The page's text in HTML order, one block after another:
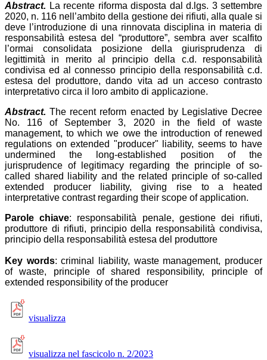
Abstract. La recente riforma disposta dal d.lgs. 3 settembre
2020, n. 116 nell’ambito della gestione dei rifiuti, alla quale si
deve l’introduzione di una rinnovata disciplina in materia di
responsabilità estesa del “produttore”, sembra aver scalfito
l’ormai consolidata posizione della giurisprudenza di
legittimità in merito al principio della c.d. responsabilità
condivisa ed al connesso principio della responsabilità c.d.
estesa del produttore, dando vita ad un acceso contrasto
interpretativo circa il loro ambito di applicazione.
Abstract. The recent reform enacted by Legislative Decree
No. 116 of September 3, 2020 in the field of waste
management, to which we owe the introduction of renewed
regulations on extended "producer" liability, seems to have
undermined the long-established position of the
jurisprudence of legitimacy regarding the principle of so-
called shared liability and the related principle of so-called
extended producer liability, giving rise to a heated
interpretative contrast regarding their scope of application.
Parole chiave: responsabilità penale, gestione dei rifiuti,
produttore di rifiuti, principio della responsabilità condivisa,
principio della responsabilità estesa del produttore
Key words: criminal liability, waste management, producer
of waste, principle of shared responsibility, principle of
extended responsibility of the producer
visualizza
visualizza nel fascicolo n. 2/2023